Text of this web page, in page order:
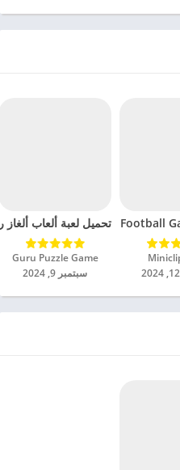
تحميل لعبة ألعاب ألغاز
Guru Puzzle Game‏
سبتمبر 9, 2024